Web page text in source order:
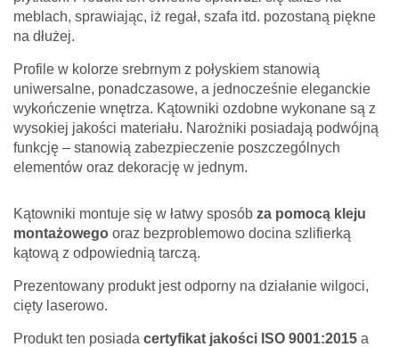
meblach, sprawiając, iż regał, szafa itd. pozostaną piękne
na dłużej.
Profile w kolorze srebrnym z połyskiem stanowią
uniwersalne, ponadczasowe, a jednocześnie eleganckie
wykończenie wnętrza. Kątowniki ozdobne wykonane są z
wysokiej jakości materiału. Narożniki posiadają podwójną
funkcję – stanowią zabezpieczenie poszczególnych
elementów oraz dekorację w jednym.
Kątowniki montuje się w łatwy sposób za pomocą kleju
montażowego oraz bezproblemowo docina szlifierką
kątową z odpowiednią tarczą.
Prezentowany produkt jest odporny na działanie wilgoci,
cięty laserowo.
Produkt ten posiada certyfikat jakości ISO 9001:2015 a